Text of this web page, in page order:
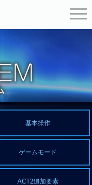
基本操作
ゲームモード
ACT2追加要素